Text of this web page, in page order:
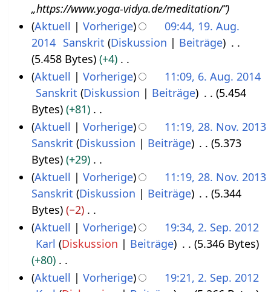
u
n
g
s
z
u
a
m
m
e
n
f
a
s
u
e
i
t
u
n
g
s
z
u
a
m
m
e
n
f
a
7v
b
2
5
„https://www.yoga-vidya.de/meditation/“
g
1
Aktuell Vorherige
09:44, 19. Aug.
2014 Sanskrit Diskussion
Beiträge
5.458 Bytes
+4
K
i
n
e
B
e
a
r
b
e
i
t
u
A
u
2
4
Aktuell Vorherige
11:09, 6. Aug. 2014
Sanskrit Diskussion Beiträge
5.454
Bytes
+81
K
e
i
n
e
B
e
a
r
b
e
v
b
Aktuell Vorherige
11:19, 28. Nov. 2013
Sanskrit Diskussion Beiträge
5.373
Bytes
+29
K
e
i
n
B
e
Aktuell Vorherige
11:19, 28. Nov. 2013
Sanskrit Diskussion Beiträge
5.344
Bytes
−2
K
i
n
S
Aktuell Vorherige
19:34, 2. Sep. 2012
Karl Diskussion Beiträge
5.346 Bytes
+80
KAktuell Vorherige
19:21, 2. Sep. 2012